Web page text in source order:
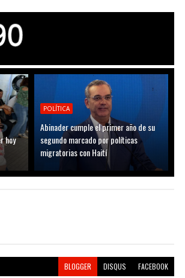
hoy
POLÍTICA
Abinader cumple el primer año de su
segundo marcado por políticas
migratorias con Haití
BLOGGER DISQUS FACEBOOK